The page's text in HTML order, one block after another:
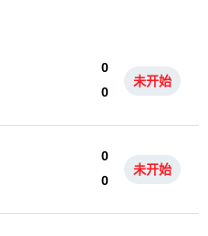
0
0
未开始
0
0
未开始